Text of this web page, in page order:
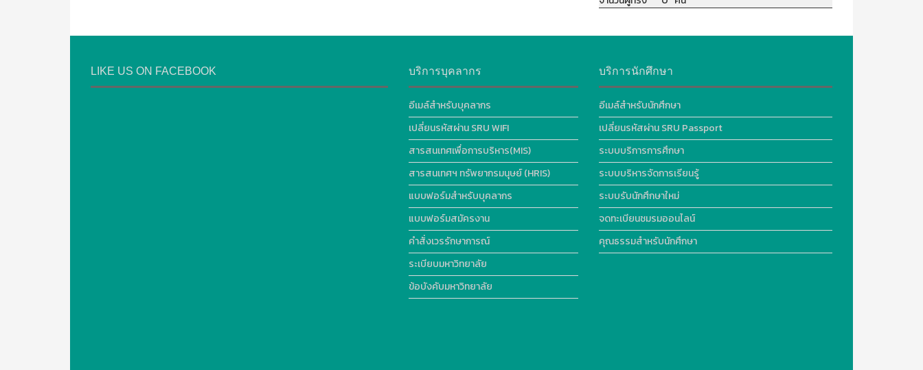
LIKE US ON FACEBOOK บริการบุคลากร
อีเมล์สำหรับบุคลากร
เปลี่ยนรหัสผ่าน SRU WIFI
สารสนเทศเพื่อการบริหาร(MIS)
สารสนเทศฯ ทรัพยากรมนุษย์ (HRIS)
แบบฟอร์มสำหรับบุคลากร
แบบฟอร์มสมัครงาน
คำสั่งเวรรักษาการณ์
ระเบียบมหาวิทยาลัย
ข้อบังคับมหาวิทยาลัย
บริการนักศึกษา
อีเมล์สำหรับนักศึกษา
เปลี่ยนรหัสผ่าน SRU Passport
ระบบบริการการศึกษา
ระบบบริหารจัดการเรียนรู้
ระบบรับนักศึกษาใหม่
จดทะเบียนชมรมออนไลน์
คุณธรรมสำหรับนักศึกษา